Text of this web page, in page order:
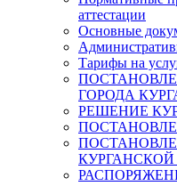
аттестации
Основные
Тарифы на
ГОРОДА
РЕШЕНИЕ